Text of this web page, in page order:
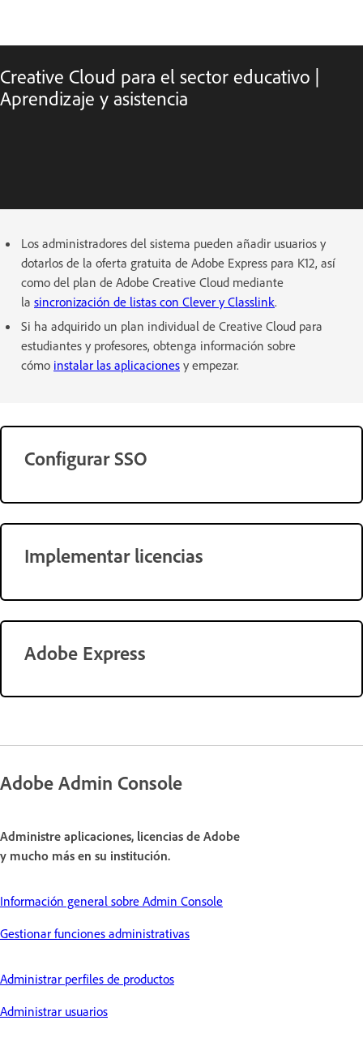
Creative Cloud para el sector educativo |
Aprendizaje y asistencia
Los administradores del sistema pueden añadir usuarios y
dotarlos de la oferta gratuita de Adobe Express para K12, así
como del plan de Adobe Creative Cloud mediante
la sincronización de listas con Clever y Classlink.
Si ha adquirido un plan individual de Creative Cloud para
estudiantes y profesores, obtenga información sobre
cómo instalar las aplicaciones y empezar.
Configurar SSO
Implementar licencias
Adobe Express
Adobe Admin Console
Administre aplicaciones, licencias de Adobe
y mucho más en su institución.
Información general sobre Admin Console
Gestionar funciones administrativas
Administrar perfiles de productos
Administrar usuarios